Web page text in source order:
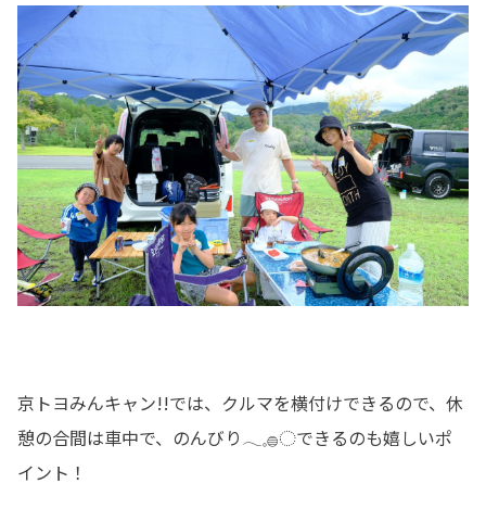
京トヨみんキャン!!では、クルマを横付けできるので、休
憩の合間は車中で、のんびり𓂃𓈒𓐍◌できるのも嬉しいポ
イント！